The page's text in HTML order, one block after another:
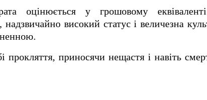
оцінюється у грошовому
надзвичайно високий статус і величезна
прокляття, приносячи нещастя і навіть